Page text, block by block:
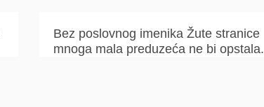
Bez poslovnog imenika Žute stranice
mnoga mala preduzeća ne bi opstala.